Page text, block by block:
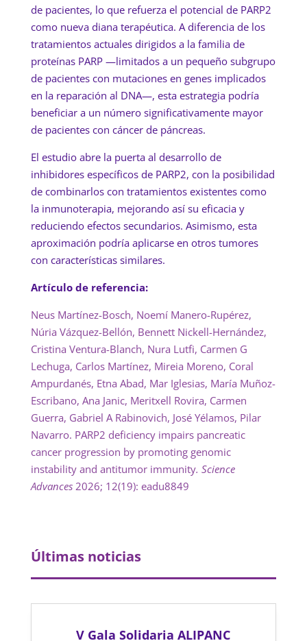
de pacientes, lo que refuerza el potencial de PARP2
como nueva diana terapéutica. A diferencia de los
tratamientos actuales dirigidos a la familia de
proteínas PARP —limitados a un pequeño subgrupo
de pacientes con mutaciones en genes implicados
en la reparación al DNA—, esta estrategia podría
beneficiar a un número significativamente mayor
de pacientes con cáncer de páncreas.
El estudio abre la puerta al desarrollo de
inhibidores específicos de PARP2, con la posibilidad
de combinarlos con tratamientos existentes como
la inmunoterapia, mejorando así su eficacia y
reduciendo efectos secundarios. Asimismo, esta
aproximación podría aplicarse en otros tumores
con características similares.
Artículo de referencia:
Neus Martínez-Bosch, Noemí Manero-Rupérez,
Núria Vázquez-Bellón, Bennett Nickell-Hernández,
Cristina Ventura-Blanch, Nura Lutfi, Carmen G
Lechuga, Carlos Martínez, Mireia Moreno, Coral
Ampurdanés, Etna Abad, Mar Iglesias, María Muñoz-
Escribano, Ana Janic, Meritxell Rovira, Carmen
Guerra, Gabriel A Rabinovich, José Yélamos, Pilar
Navarro. PARP2 deficiency impairs pancreatic
cancer progression by promoting genomic
instability and antitumor immunity. Science
Advances2026; 12(19): eadu8849
Últimas noticias
V Gala Solidaria ALIPANC